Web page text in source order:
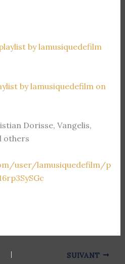
by lamusiquedefilm on
Dorisse, Vangelis,
others
user/lamusiquedefilm/p
SUIVANT